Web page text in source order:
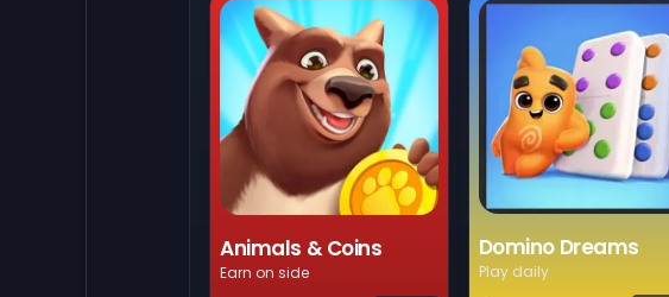
Animals & Coins
Earn on side
Domino Dreams
Play daily